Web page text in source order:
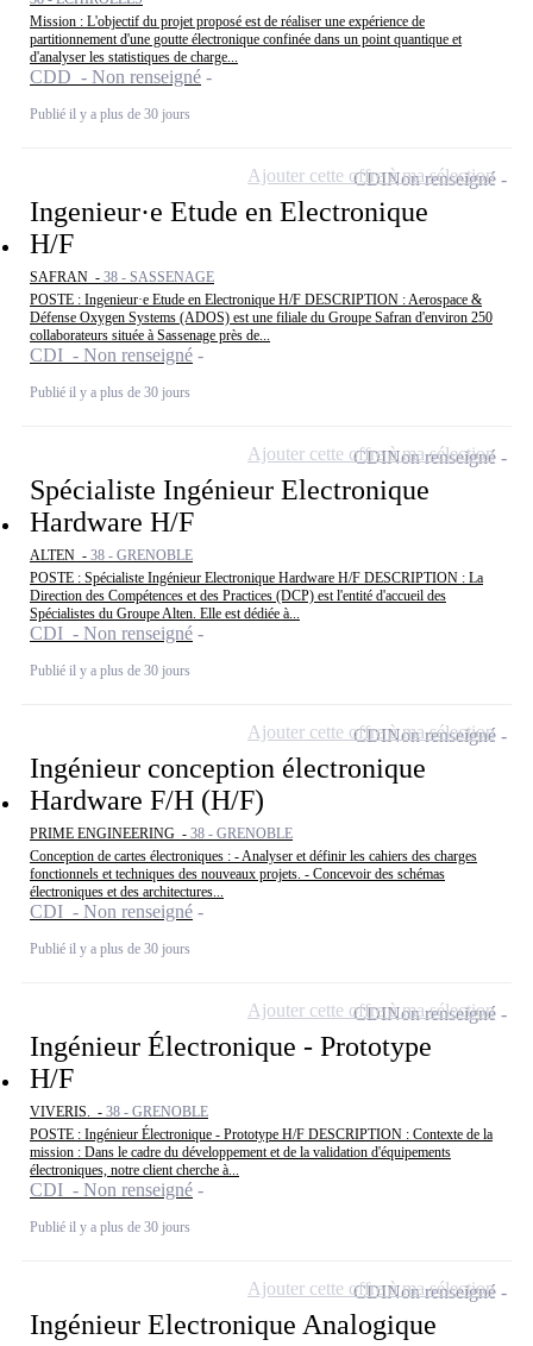
Mission : L'objectif du projet proposé est de réaliser une expérience de
partitionnement d'une goutte électronique confinée dans un point quantique et
d'analyser les statistiques de charge...
CDD - Non renseigné
Publié il y a plus de 30 jours
Ingenieur·e Etude en Electronique
H/F
SAFRAN - 38 - SASSENAGE
POSTE : Ingenieur·e Etude en Electronique H/F DESCRIPTION : Aerospace &
Défense Oxygen Systems (ADOS) est une filiale du Groupe Safran d'environ 250
collaborateurs située à Sassenage près de...
CDI - Non renseigné
Publié il y a plus de 30 jours
CDINon renseigné
Ajouter cette offre à ma sélection
Spécialiste Ingénieur Electronique
Hardware H/F
ALTEN - 38 - GRENOBLE
POSTE : Spécialiste Ingénieur Electronique Hardware H/F DESCRIPTION : La
Direction des Compétences et des Practices (DCP) est l'entité d'accueil des
Spécialistes du Groupe Alten. Elle est dédiée à...
CDI - Non renseigné
Publié il y a plus de 30 jours
CDINon renseigné
Ajouter cette offre à ma sélection
Ingénieur conception électronique
Hardware F/H (H/F)
PRIME ENGINEERING - 38 - GRENOBLE
Conception de cartes électroniques : - Analyser et définir les cahiers des charges
fonctionnels et techniques des nouveaux projets. - Concevoir des schémas
électroniques et des architectures...
CDI - Non renseigné
Publié il y a plus de 30 jours
CDINon renseigné
Ajouter cette offre à ma sélection
Ingénieur Électronique - Prototype
H/F
VIVERIS. - 38 - GRENOBLE
POSTE : Ingénieur Électronique - Prototype H/F DESCRIPTION : Contexte de la
mission : Dans le cadre du développement et de la validation d'équipements
électroniques, notre client cherche à...
CDI - Non renseigné
Publié il y a plus de 30 jours
CDINon renseigné
Ajouter cette offre à ma sélection
Ingénieur Electronique Analogique
CDINon renseigné
Ajouter cette offre à ma sélection